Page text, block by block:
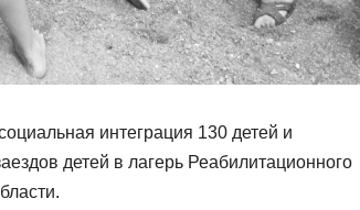
интеграция 130 детей и
детей в лагерь Реабилитационного